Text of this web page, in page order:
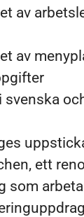
av
av
svenska
ett
som